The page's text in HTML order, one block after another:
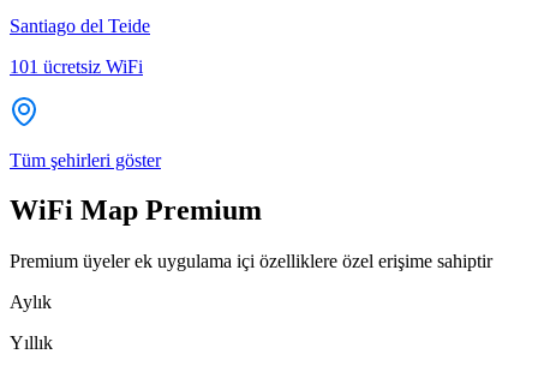
Santiago del Teide
101 ücretsiz WiFi
Tüm şehirleri göster
WiFi Map Premium
Premium üyeler ek uygulama içi özelliklere özel erişime sahiptir
Aylık
Yıllık